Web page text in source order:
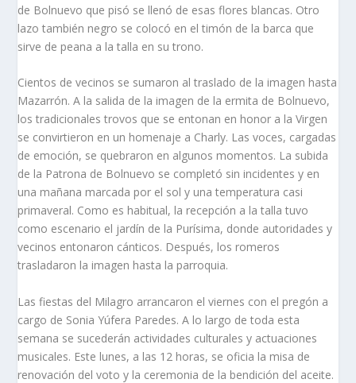
de Bolnuevo que pisó se llenó de esas flores blancas. Otro
lazo también negro se colocó en el timón de la barca que
sirve de peana a la talla en su trono.
Cientos de vecinos se sumaron al traslado de la imagen hasta
Mazarrón. A la salida de la imagen de la ermita de Bolnuevo,
los tradicionales trovos que se entonan en honor a la Virgen
se convirtieron en un homenaje a Charly. Las voces, cargadas
de emoción, se quebraron en algunos momentos. La subida
de la Patrona de Bolnuevo se completó sin incidentes y en
una mañana marcada por el sol y una temperatura casi
primaveral. Como es habitual, la recepción a la talla tuvo
como escenario el jardín de la Purísima, donde autoridades y
vecinos entonaron cánticos. Después, los romeros
trasladaron la imagen hasta la parroquia.
Las fiestas del Milagro arrancaron el viernes con el pregón a
cargo de Sonia Yúfera Paredes. A lo largo de toda esta
semana se sucederán actividades culturales y actuaciones
musicales. Este lunes, a las 12 horas, se oficia la misa de
renovación del voto y la ceremonia de la bendición del aceite.